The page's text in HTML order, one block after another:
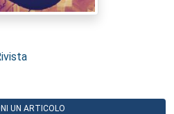
UN ARTICOLO